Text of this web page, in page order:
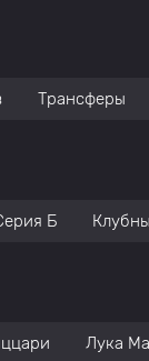
Трансферы
Б
Лука